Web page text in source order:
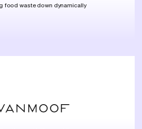
food waste down dynamically